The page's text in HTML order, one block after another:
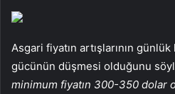
Asgari fiyatın artışlarının günlük
gücünün düşmesi olduğunu
minimum fiyatın 300-350 dolar